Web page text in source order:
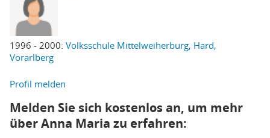
1996 - 2000: Volksschule Mittelweiherburg, Hard,
Vorarlberg
Profil melden
Melden Sie sich kostenlos an, um mehr
über Anna Maria zu erfahren: